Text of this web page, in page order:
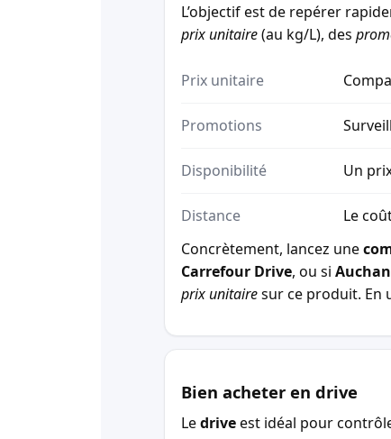
L’objectif est de repérer
prix unitaire(au kg/L), des
Prix unitaire
Promotions
Disponibilité Un
Distance
Le
Concrètement, lancez une
Carrefour Drive, ou si Auchan
prix unitairesur ce produit. En
Bien acheter en drive
Ledriveest idéal pour